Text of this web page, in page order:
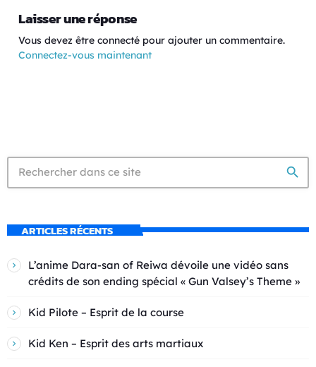
Laisser une réponse
Vous devez être connecté pour ajouter un commentaire.
Connectez-vous maintenant
search
ARTICLES RÉCENTS
L’anime Dara-san of Reiwa dévoile une vidéo sans
crédits de son ending spécial « Gun Valsey’s Theme »
Kid Pilote – Esprit de la course
Kid Ken – Esprit des arts martiaux